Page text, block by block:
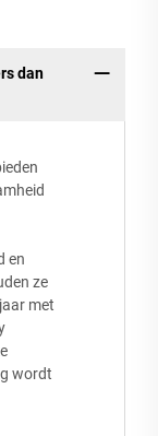
dan
en
ze
met
wordt